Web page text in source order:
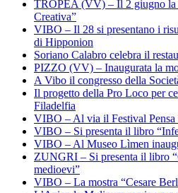
TROPEA (VV) – Il 2 giugno la
Creativa”
VIBO – Il 28 si presentano i
di Hipponion
Soriano Calabro celebra il
PIZZO (VV) – Inaugurata la
A Vibo il congresso della
Il progetto della Pro Loco per
Filadelfia
VIBO – Al via il Festival Pensa
VIBO – Si presenta il libro
VIBO – Al Museo Lìmen
ZUNGRI – Si presenta il libro
medioevi”
VIBO – La mostra “Cesare